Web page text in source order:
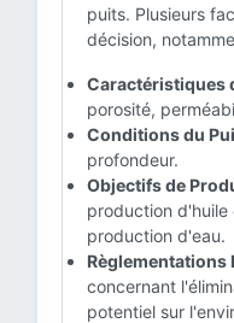
puits. Plusieurs
décision,
Caractéristiques
porosité,
Conditions du
profondeur.
Objectifs de
production d'huile
production d'eau.
Règlementations
concernant
potentiel sur